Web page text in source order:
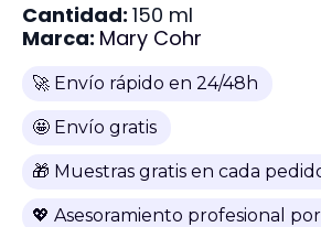
Cantidad: 150 ml
Marca: Mary Cohr
🚀 Envío rápido en 24/48h
🤩 Envío gratis
🎁 Muestras gratis en cada
💖 Asesoramiento profesional